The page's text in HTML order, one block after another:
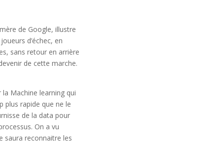
de Google, illustre
d’échec, en
sans retour en arrière
de cette marche.
la Machine learning qui
plus rapide que ne le
de la data pour
On a vu
saura reconnaitre les